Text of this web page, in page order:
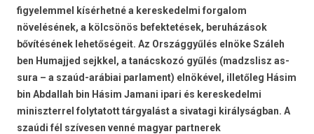
figyelemmel kísérhetné a kereskedelmi forgalom
növelésének, a kölcsönös befektetések, beruházások
bővítésének lehetőségeit. Az Országgyűlés elnöke Száleh
ben Humajjed sejkkel, a tanácskozó gyűlés (madzslisz as-
sura – a szaúd-arábiai parlament) elnökével, illetőleg Hásim
bin Abdallah bin Hásim Jamani ipari és kereskedelmi
miniszterrel folytatott tárgyalást a sivatagi királyságban. A
szaúdi fél szívesen venné magyar partnerek